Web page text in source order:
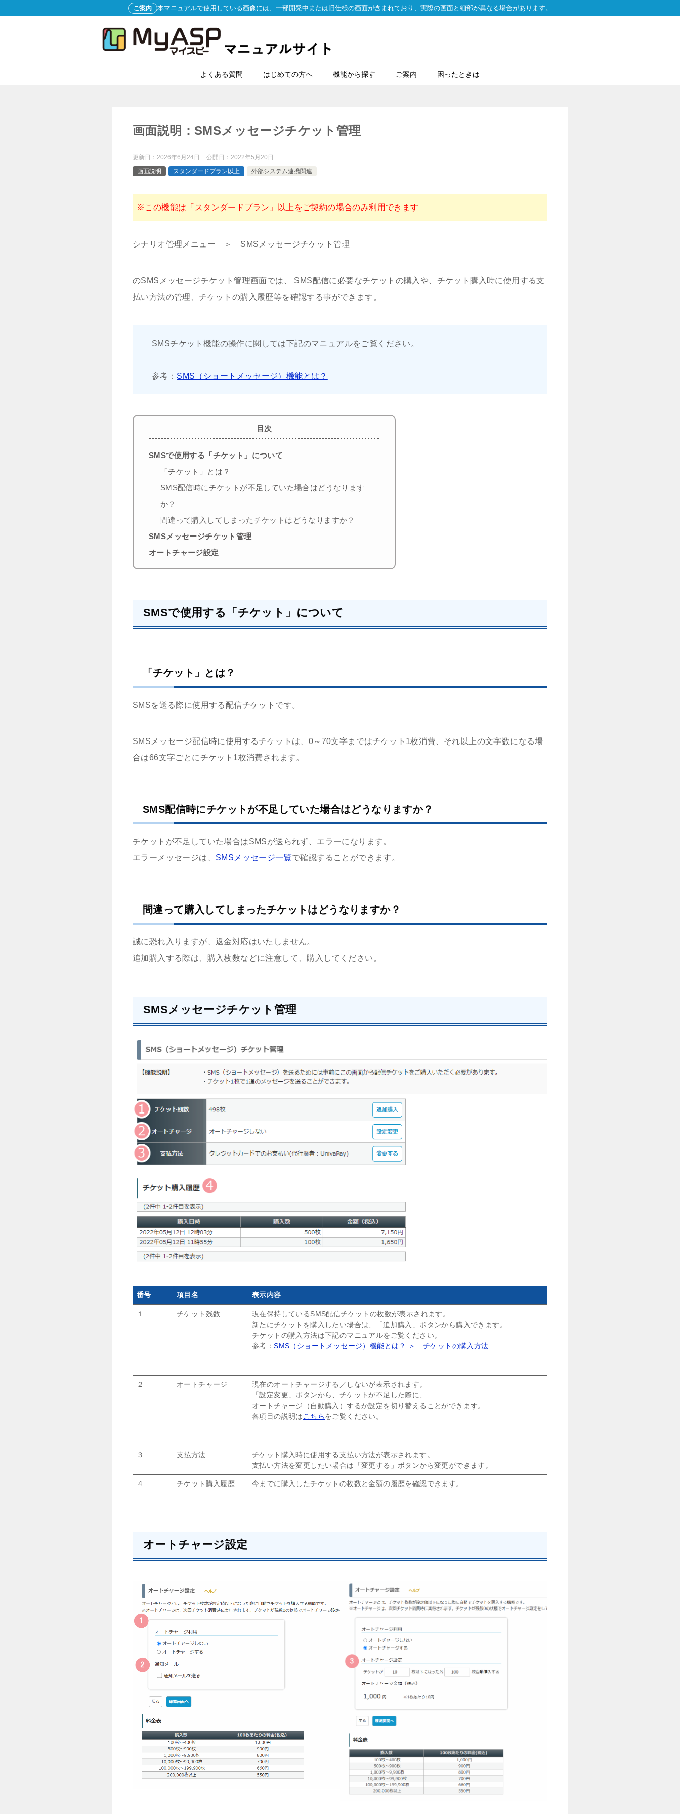
ご案内 本マニュアルで使用している画像には、一部開発中または旧仕様の画面が含まれており、実際の画面と細部が異なる場合があります。
よくある質問 はじめての方へ 機能から探す ご案内 困ったときは
画面説明：SMSメッセージチケット管理
更新日： 2026年6月24日 公開日： 2022年5月20日
画面説明
スタンダードプラン以上 外部システム連携関連
※この機能は「スタンダードプラン」以上をご契約の場合のみ利用できます
シナリオ管理メニュー ＞ SMSメッセージチケット管理
のSMSメッセージチケット管理画面では、 SMS配信に必要なチケットの購入や、チケット購入時に使用する支
払い方法の管理、チケットの購入履歴等を確認する事ができます。
SMSチケット機能の操作に関しては下記のマニュアルをご覧ください。
参考： SMS（ショートメッセージ）機能とは？
目次
SMSで使用する「チケット」について
「チケット」とは？
SMS配信時にチケットが不足していた場合はどうなります
か？
間違って購入してしまったチケットはどうなりますか？
SMSメッセージチケット管理
オートチャージ設定
SMSで使用する「チケット」について
「チケット」とは？
SMSを送る際に使用する配信チケットです。
SMSメッセージ配信時に使用するチケットは、0～70文字まではチケット1枚消費、それ以上の文字数になる場
合は66文字ごとにチケット1枚消費されます。
SMS配信時にチケットが不足していた場合はどうなりますか？
チケットが不足していた場合はSMSが送られず、エラーになります。
エラーメッセージは、 SMSメッセージ一覧で確認することができます。
間違って購入してしまったチケットはどうなりますか？
誠に恐れ入りますが、返金対応はいたしません。
追加購入する際は、購入枚数などに注意して、購入してください。
SMSメッセージチケット管理
番号 項目名 表示内容
１ チケット残数
現在保持しているSMS配信チケットの枚数が表示されます。
新たにチケットを購入したい場合は、「追加購入」ボタンから購入できます。
チケットの購入方法は下記のマニュアルをご覧ください。
参考：SMS（ショートメッセージ）機能とは？ ＞ チケットの購入方法
２ オートチャージ
現在のオートチャージする／しないが表示されます。
「設定変更」ボタンから、チケットが不足した際に、
オートチャージ（自動購入）するか設定を切り替えることができます。
各項目の説明は こちらをご覧ください。
３ 支払方法
チケット購入時に使用する支払い方法が表示されます。
支払い方法を変更したい場合は「変更する」ボタンから変更ができます。
４ チケット購入履歴 今までに購入したチケットの枚数と金額の履歴を確認できます。
オートチャージ設定